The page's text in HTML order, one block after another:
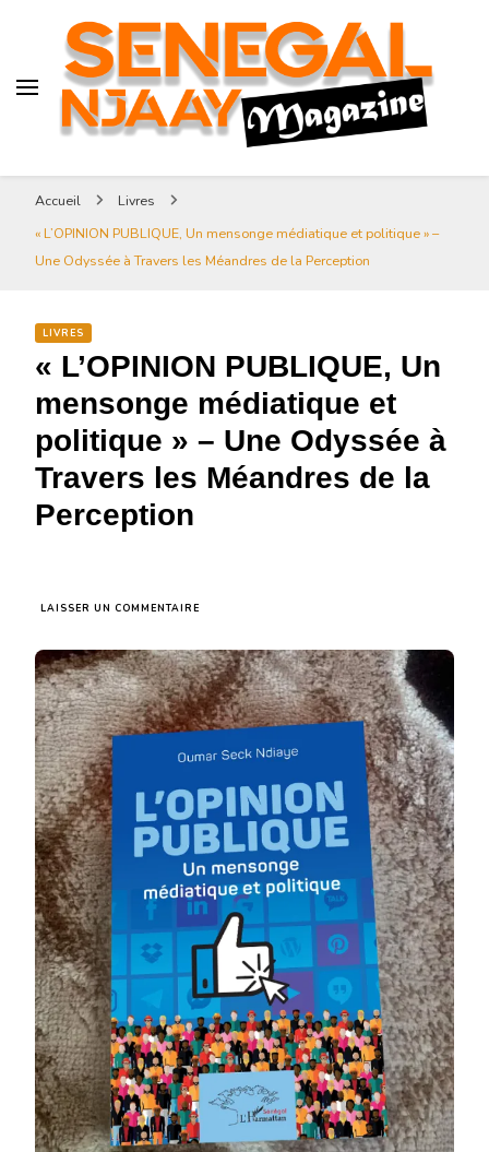
Senegal-njaay.com littérature
Africaine littérature sénégalaise
Art et Culture
Magazine Sénégal Njaay –
Senegal-njaay.com littérature
Africaine littérature
sénégalaise Art et Culture
revue littéraire africaine
Accueil
Livres
« L’OPINION PUBLIQUE, Un mensonge médiatique et politique » –
Une Odyssée à Travers les Méandres de la Perception
LIVRES
« L’OPINION PUBLIQUE, Un
mensonge médiatique et
politique » – Une Odyssée à
Travers les Méandres de la
Perception
LAISSER UN COMMENTAIRE
UN
MENSONGE
MÉDIATIQUE
ET
POLITIQUE »
UNE
À
TRAVERS
LES
MÉANDRES
DE
LA
PERCEPTION